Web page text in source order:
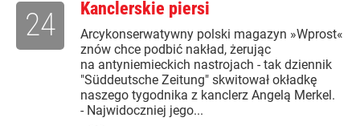
Kanclerskie piersi
Arcykonserwatywny polski magazyn »Wprost«
znów chce podbić nakład, żerując
na antyniemieckich nastrojach - tak dziennik
"Süddeutsche Zeitung" skwitował okładkę
naszego tygodnika z kanclerz Angelą Merkel.
- Najwidoczniej jego...
24